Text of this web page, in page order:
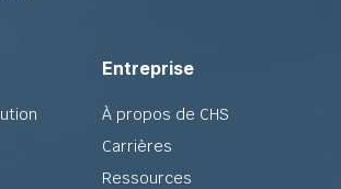
Entreprise
À propos de CHS
Carrières
Ressources